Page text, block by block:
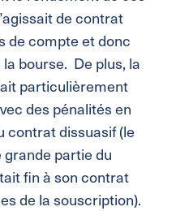
de contrat
de compte et donc
bourse. De plus, la
particulièrement
des pénalités en
contrat dissuasif (le
partie du
fin à son contrat
de la souscription).